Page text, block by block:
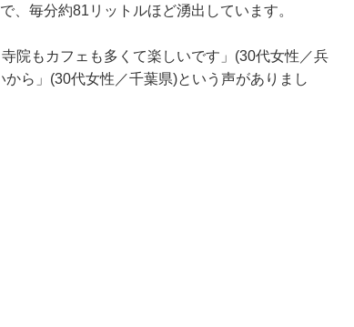
毎分約81リットルほど湧出しています。
院もカフェも多くて楽しいです」(30代女性／兵
ら」(30代女性／千葉県)という声がありまし